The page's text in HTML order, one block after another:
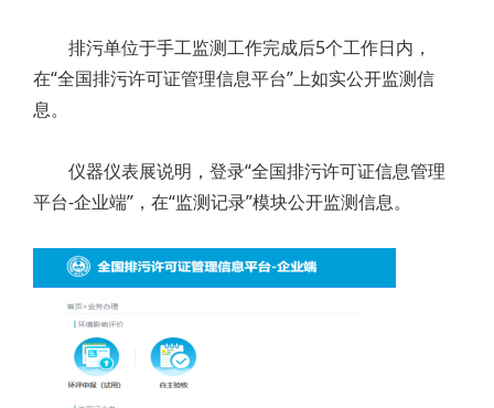
排污单位于手工监测工作完成后5个工作日内，
在“全国排污许可证管理信息平台”上如实公开监测信
息。
仪器仪表展说明，登录“全国排污许可证信息管理
平台-企业端”，在“监测记录”模块公开监测信息。